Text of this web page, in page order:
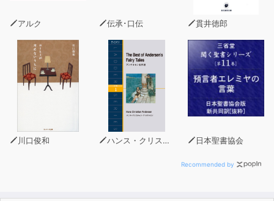
アルク 伝承･口伝 貫井徳郎
川口俊和 ハンス・クリスチャン・アンデルセン 日本聖書協会
Recommended by